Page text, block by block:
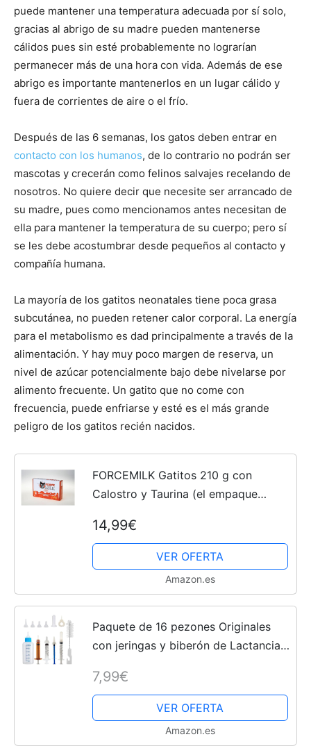
puede mantener una temperatura adecuada por sí solo,
gracias al abrigo de su madre pueden mantenerse
cálidos pues sin esté probablemente no lograrían
permanecer más de una hora con vida. Además de ese
abrigo es importante mantenerlos en un lugar cálido y
fuera de corrientes de aire o el frío.
Después de las 6 semanas, los gatos deben entrar en
contacto con los humanos, de lo contrario no podrán ser
mascotas y crecerán como felinos salvajes recelando de
nosotros. No quiere decir que necesite ser arrancado de
su madre, pues como mencionamos antes necesitan de
ella para mantener la temperatura de su cuerpo; pero sí
se les debe acostumbrar desde pequeños al contacto y
compañía humana.
La mayoría de los gatitos neonatales tiene poca grasa
subcutánea, no pueden retener calor corporal. La energía
para el metabolismo es dad principalmente a través de la
alimentación. Y hay muy poco margen de reserva, un
nivel de azúcar potencialmente bajo debe nivelarse por
alimento frecuente. Un gatito que no come con
frecuencia, puede enfriarse y esté es el más grande
peligro de los gatitos recién nacidos.
FORCEMILK Gatitos 210 g con
Calostro y Taurina (el empaque
14,99€
VER OFERTA
Amazon.es
Paquete de 16 pezones Originales
con jeringas y biberón de Lactancia
Se Puede Utilizar para Pequeñas
Alimentación de...
7,99€
VER OFERTA
Amazon.es